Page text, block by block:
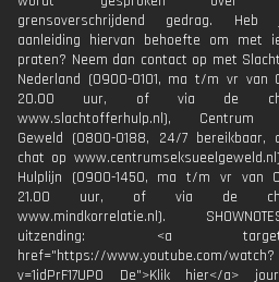
grensoverschrijdend gedrag.
aanleiding hiervan behoefte om met
praten? Neem dan contact op met
Nederland (0900-0101, ma t/m vr
20.00 uur, of via de
www.slachtofferhulp.nl), Centrum
Geweld (0800-0188, 24/7
chat op
Hulplijn (0900-1450, ma t/m vr van
21.00 uur, of via de
www.mindkorrelatie.nl).
uitzending: <a
href="https://www.youtube.com/watch?
v=1idPrF17UP0 De">Klik hier</a>